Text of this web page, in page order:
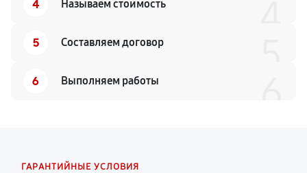
4 Называем стоимость
5 Составляем договор
6 Выполняем работы
ГАРАНТИЙНЫЕ УСЛОВИЯ